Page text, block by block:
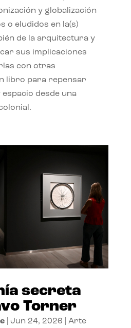
y globalización
o eludidos en la(s)
de la arquitectura y
sus implicaciones
con otras
libro para repensar
desde una
secreta
Torner
| Jun 24, 2026 Arte